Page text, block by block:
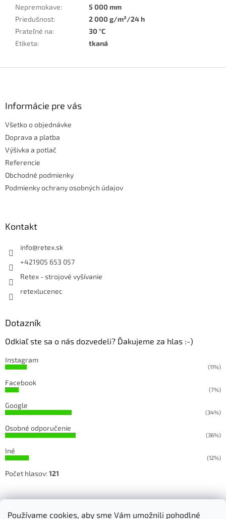
Používame cookies, aby sme Vám umožnili pohodlné
Nepremokave:
5 000 mm
Priedušnost:
2 000 g/m²/24 h
Prateľné na:
30 °C
Etiketa: tkaná
Informácie pre vás
Všetko o objednávke
Doprava a platba
Výšivka a potlač
Referencie
Obchodné podmienky
Podmienky ochrany osobných údajov
Kontakt
info@retex.sk
+421905 653 057
Retex - strojové vyšívanie
retexlucenec
Dotazník
Odkiaľ ste sa o nás dozvedeli? Ďakujeme za hlas :-)
Instagram
(11%)
Facebook
(7%)
Google
(34%)
Osobné odporučenie
(36%)
Iné
(12%)
Počet hlasov:121